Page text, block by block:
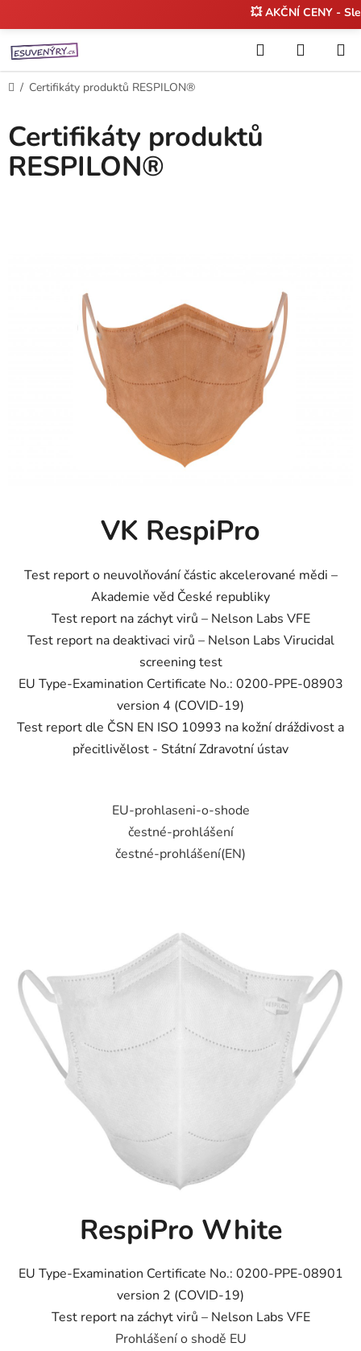
na
obsah
💥 AKČNÍ CENY -
Hledat
KOŠÍK
Domů
/ Certifikáty produktů RESPILON®
Certifikáty produktů
RESPILON®
VK RespiPro
Test report o neuvolňování částic akcelerované mědi –
Akademie věd České republiky
Test report na záchyt virů – Nelson Labs VFE
Test report na deaktivaci virů – Nelson Labs Virucidal
screening test
EU Type-Examination Certificate No.: 0200-PPE-08903
version 4 (COVID-19)
Test report dle ČSN EN ISO 10993 na kožní dráždivost a
přecitlivělost - Státní Zdravotní ústav
EU-prohlaseni-o-shode
čestné-prohlášení
čestné-prohlášení(EN)
RespiPro White
EU Type-Examination Certificate No.: 0200-PPE-08901
version 2 (COVID-19)
Test report na záchyt virů – Nelson Labs VFE
Prohlášení o shodě EU